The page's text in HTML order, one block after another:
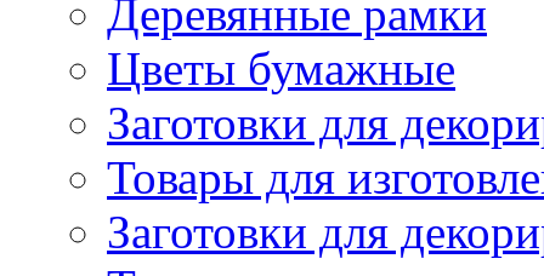
Деревянные рамки
Цветы бумажные
Заготовки для
Товары для
Заготовки для